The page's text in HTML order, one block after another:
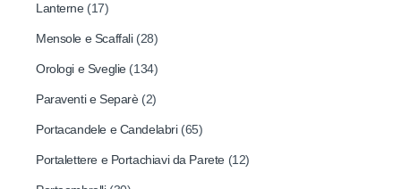
Lanterne (17)
Mensole e Scaffali (28)
Orologi e Sveglie (134)
Paraventi e Separè (2)
Portacandele e Candelabri (65)
Portalettere e Portachiavi da Parete (12)